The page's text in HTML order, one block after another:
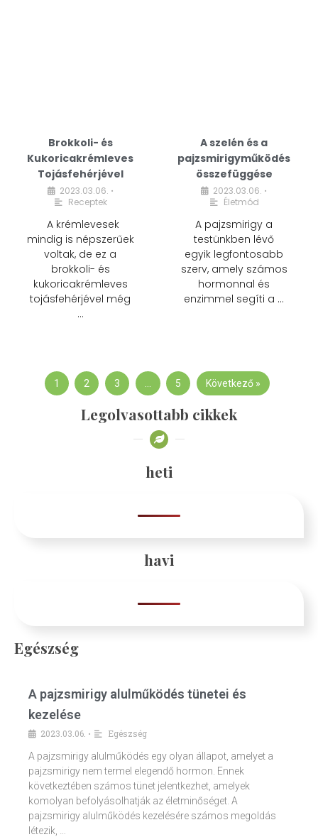
Brokkoli- és
Kukoricakrémleves
Tojásfehérjével
2023.03.06. •
Receptek
A krémlevesek
mindig is népszerűek
voltak, de ez a
brokkoli- és
kukoricakrémleves
tojásfehérjével még
…
A szelén és a
pajzsmirigyműködés
összefüggése
2023.03.06. •
Életmód
A pajzsmirigy a
testünkben lévő
egyik legfontosabb
szerv, amely számos
hormonnal és
enzimmel segíti a …
1 2 3 … 5 Következő »
Legolvasottabb cikkek
heti
havi
Egészség
A pajzsmirigy alulműködés tünetei és
kezelése
2023.03.06. •
Egészség
A pajzsmirigy alulműködés egy olyan állapot, amelyet a
pajzsmirigy nem termel elegendő hormon. Ennek
következtében számos tünet jelentkezhet, amelyek
komolyan befolyásolhatják az életminőséget. A
pajzsmirigy alulműködés kezelésére számos megoldás
létezik, …